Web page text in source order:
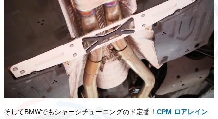
そしてBMWでもシャーシチューニングのド定番！ CPM ロアレイン